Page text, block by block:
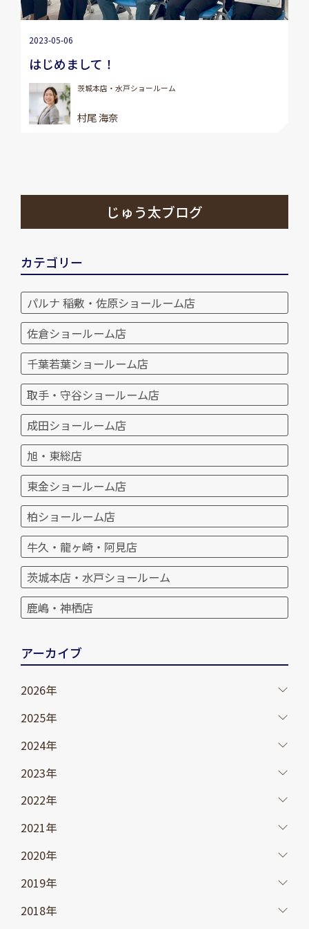
2023-05-06
はじめまして！
茨城本店・水戸ショールーム
村尾 海奈
じゅう太ブログ
カテゴリー
パルナ 稲敷・佐原ショールーム店
佐倉ショールーム店
千葉若葉ショールーム店
取手・守谷ショールーム店
成田ショールーム店
旭・東総店
東金ショールーム店
柏ショールーム店
牛久・龍ヶ崎・阿見店
茨城本店・水戸ショールーム
鹿嶋・神栖店
アーカイブ
2026年
2025年
2024年
2023年
2022年
2021年
2020年
2019年
2018年